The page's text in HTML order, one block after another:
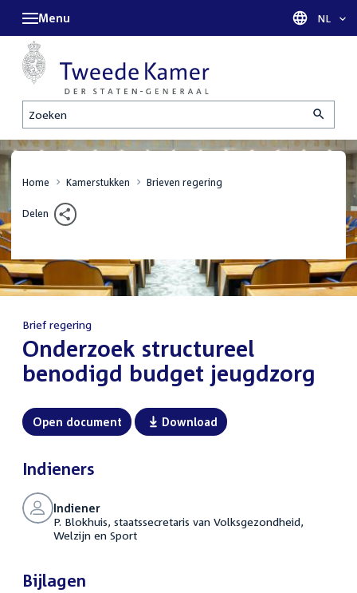
Zoeken
Menu Taal
NL
Home Kamerstukken Brieven regering
Delen
Brief regering
:Onderzoek structureel
benodigd budget jeugdzorg
Open document Download
Indieners
Indiener
P. Blokhuis, staatssecretaris van Volksgezondheid,
Welzijn en Sport
Bijlagen